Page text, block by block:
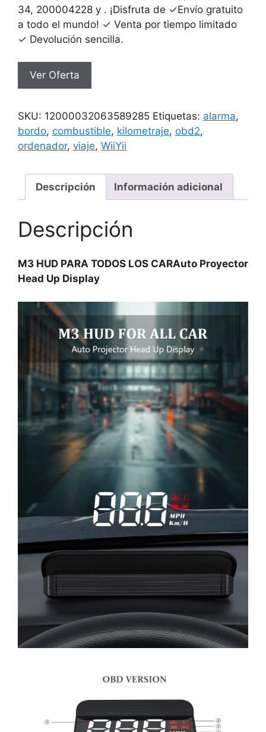
34, 200004228 y . ¡Disfruta de ✓Envío gratuito
a todo el mundo! ✓ Venta por tiempo limitado
✓ Devolución sencilla.
Ver Oferta
SKU: 12000032063589285 Etiquetas: alarma,
bordo, combustible, kilometraje, obd2,
ordenador, viaje, WiiYii
Descripción Información adicional
Descripción
M3 HUD PARA TODOS LOS CARAuto Proyector
Head Up Display